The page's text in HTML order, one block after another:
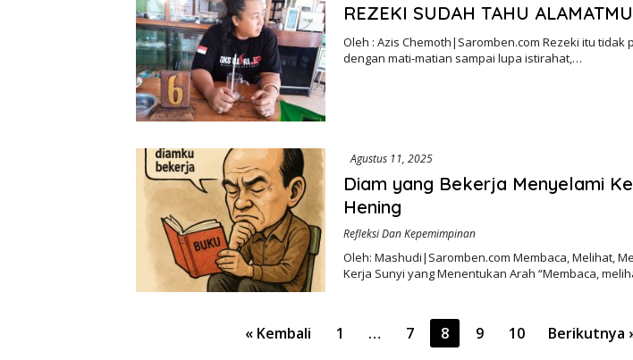
REZEKI SUDAH TAHU ALAMATMU
Oleh : Azis Chemoth|Saromben.com Rezeki itu tidak
dengan mati-matian sampai lupa istirahat,…
Agustus 11, 2025
Diam yang Bekerja Menyelami
Hening
Refleksi Dan Kepemimpinan
Oleh: Mashudi|Saromben.com Membaca, Melihat,
Kerja Sunyi yang Menentukan Arah “Membaca,
« Kembali 1 … 7 8 9 10 Berikutnya